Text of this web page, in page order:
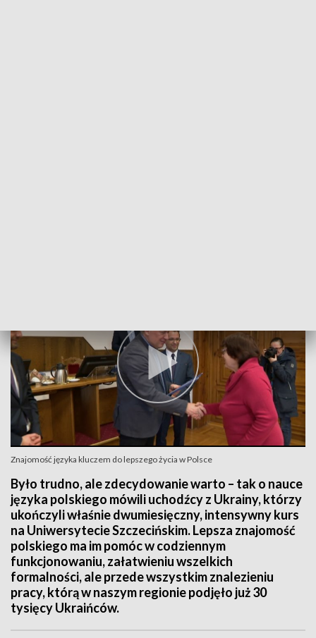
Znajomość języka kluczem do lepszego życia w Polsce
Było trudno, ale zdecydowanie warto – tak o nauce
języka polskiego mówili uchodźcy z Ukrainy, którzy
ukończyli właśnie dwumiesięczny, intensywny kurs
na Uniwersytecie Szczecińskim. Lepsza znajomość
polskiego ma im pomóc w codziennym
funkcjonowaniu, załatwieniu wszelkich
formalności, ale przede wszystkim znalezieniu
pracy, którą w naszym regionie podjęło już 30
tysięcy Ukraińców.